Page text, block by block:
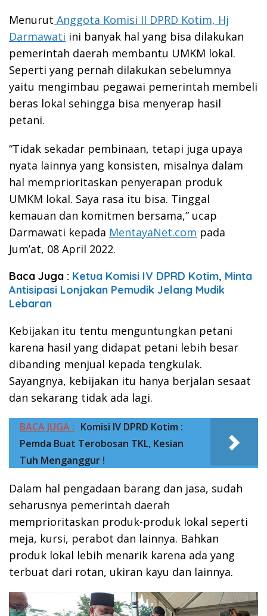
Menurut Anggota Komisi II DPRD Kotim, Hj
Darmawati ini banyak hal yang bisa dilakukan
pemerintah daerah membantu UMKM lokal.
Seperti yang pernah dilakukan sebelumnya
yaitu mengimbau pegawai pemerintah membeli
beras lokal sehingga bisa menyerap hasil
petani.
“Tidak sekadar pembinaan, tetapi juga upaya
nyata lainnya yang konsisten, misalnya dalam
hal memprioritaskan penyerapan produk
UMKM lokal. Saya rasa itu bisa. Tinggal
kemauan dan komitmen bersama,” ucap
Darmawati kepada MentayaNet.com pada
Jum’at, 08 April 2022.
Baca Juga : Ketua Komisi IV DPRD Kotim, Minta
Antisipasi Lonjakan Pemudik Jelang Mudik
Lebaran
Kebijakan itu tentu menguntungkan petani
karena hasil yang didapat petani lebih besar
dibanding menjual kepada tengkulak.
Sayangnya, kebijakan itu hanya berjalan sesaat
dan sekarang tidak ada lagi.
BACA JUGA : Komisi IV DPRD Kotim :
Pemda Buat Terobosan TKL, Kesian
Tuh Menganggur !
Dalam hal pengadaan barang dan jasa, sudah
seharusnya pemerintah daerah
memprioritaskan produk-produk lokal seperti
meja, kursi, perabot dan lainnya. Bahkan
produk lokal lebih menarik karena ada yang
terbuat dari rotan, ukiran kayu dan lainnya.